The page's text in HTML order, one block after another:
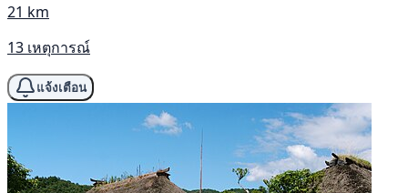
21 km
13 เหตุการณ์
แจ้งเตือน